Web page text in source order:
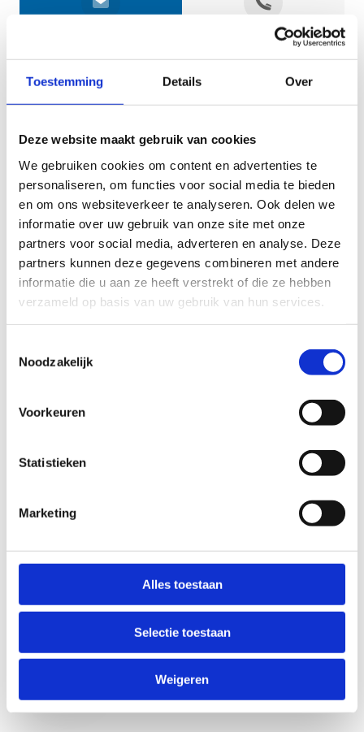
Toestemming Details Over
Deze website maakt gebruik van cookies
We gebruiken cookies om content en advertenties te
personaliseren, om functies voor social media te bieden
en om ons websiteverkeer te analyseren. Ook delen we
informatie over uw gebruik van onze site met onze
partners voor social media, adverteren en analyse. Deze
partners kunnen deze gegevens combineren met andere
informatie die u aan ze heeft verstrekt of die ze hebben
verzameld op basis van uw gebruik van hun services.
Noodzakelijk
Voorkeuren
Statistieken
Marketing
Alles toestaan
Selectie toestaan
Weigeren
Geef aan tot welk domein jouw vraag behoort
KIES EEN DOMEIN
Jouw vraag
Anti-Robot Verification
Click to start verification
Verzend